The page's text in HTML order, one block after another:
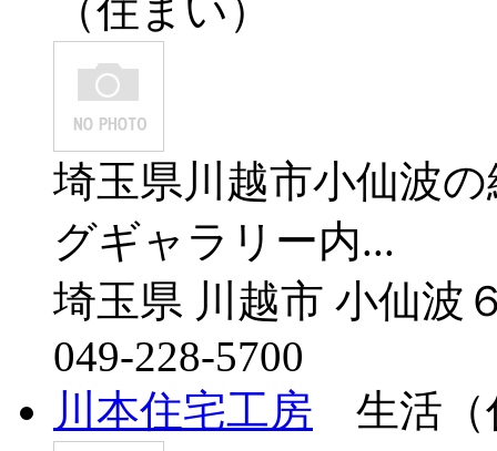
（住まい）
埼玉県川越市小仙波
グギャラリー内...
埼玉県 川越市 小仙波
049-228-5700
川本住宅工房 生活（